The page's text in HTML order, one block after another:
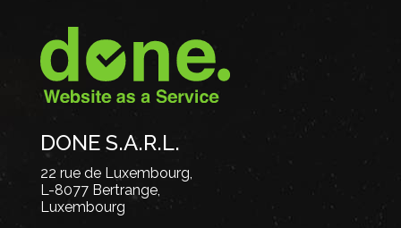
DONE S.A.R.L.
22 rue de Luxembourg,
L-8077 Bertrange,
Luxembourg